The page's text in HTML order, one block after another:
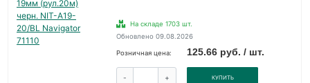
На складе 1703 шт.
Обновлено 09.08.2026
Розничная цена: 125.66 руб. / шт.
- + КУПИТЬ